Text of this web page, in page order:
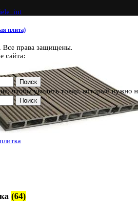
(64)
плита)
. Все права защищены.
сайта:
Поиск
чтобы увидеть товар, который нужно
Поиск